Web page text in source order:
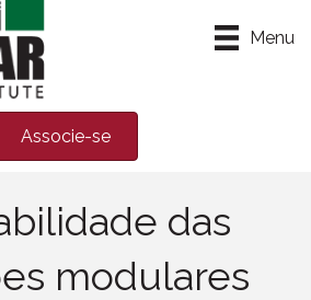
Menu
Associe-se
das
modulares